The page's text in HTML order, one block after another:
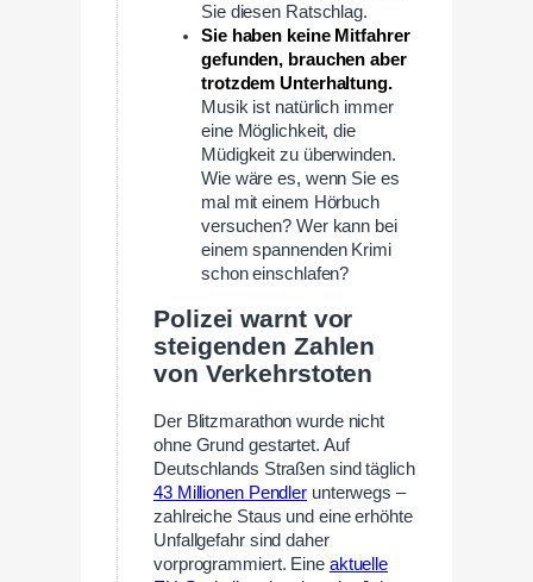
Sie diesen Ratschlag.
Sie haben keine Mitfahrer
gefunden, brauchen aber
trotzdem Unterhaltung.
Musik ist natürlich immer
eine Möglichkeit, die
Müdigkeit zu überwinden.
Wie wäre es, wenn Sie es
mal mit einem Hörbuch
versuchen? Wer kann bei
einem spannenden Krimi
schon einschlafen?
Polizei warnt vor
steigenden Zahlen
von Verkehrstoten
Der Blitzmarathon wurde nicht
ohne Grund gestartet. Auf
Deutschlands Straßen sind täglich
43 Millionen Pendler unterwegs –
zahlreiche Staus und eine erhöhte
Unfallgefahr sind daher
vorprogrammiert. Eine aktuelle